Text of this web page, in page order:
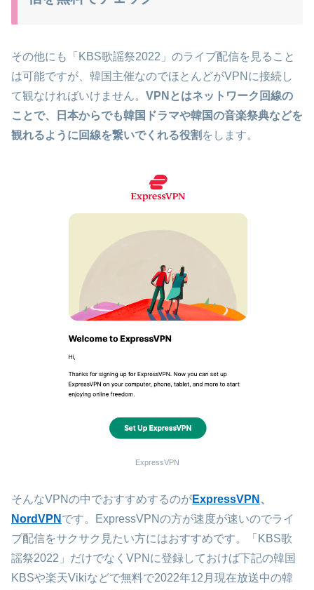
その他にも「KBS歌謡祭2022」のライブ配信を見ること
は可能ですが、韓国主催なのでほとんどがVPNに接続し
て観なければいけません。 VPNとはネットワーク回線の
ことで、日本からでも韓国ドラマや韓国の音楽祭典などを
観れるように回線を繋いでくれる役割 をします。
ExpressVPN
そんなVPNの中でおすすめするのがExpressVPN 、
NordVPN です。ExpressVPNの方が速度が速いのでライ
ブ配信をサクサク見たい方にはおすすめです。「KBS歌
謡祭2022」だけでなくVPNに登録しておけば下記の韓国
KBSや楽天Vikiなどで無料で2022年12月現在放送中の韓